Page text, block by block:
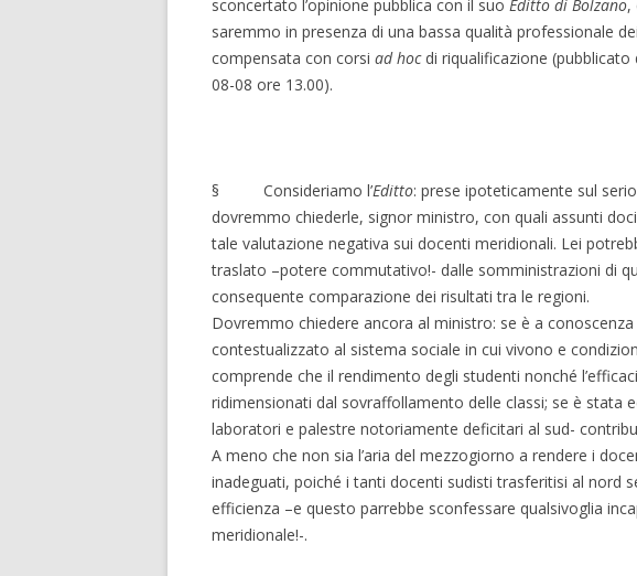
sconcertato l’opinione pubblica con il suo Editto di Bolzano,
saremmo in presenza di una bassa qualità professionale
compensata con corsi ad hocdi riqualificazione (pubblicato
08-08 ore 13.00).
§ Consideriamo l’Editto: prese ipoteticamente sul
dovremmo chiederle, signor ministro, con quali assunti
tale valutazione negativa sui docenti meridionali. Lei
traslato –potere commutativo!- dalle somministrazioni di
consequente comparazione dei risultati tra le regioni.
Dovremmo chiedere ancora al ministro: se è a
contestualizzato al sistema sociale in cui vivono e
comprende che il rendimento degli studenti nonché
ridimensionati dal sovraffollamento delle classi; se è stata
laboratori e palestre notoriamente deficitari al sud-
A meno che non sia l’aria del mezzogiorno a rendere i
inadeguati, poiché i tanti docenti sudisti trasferitisi al nord
efficienza –e questo parrebbe sconfessare qualsivoglia
meridionale!-.